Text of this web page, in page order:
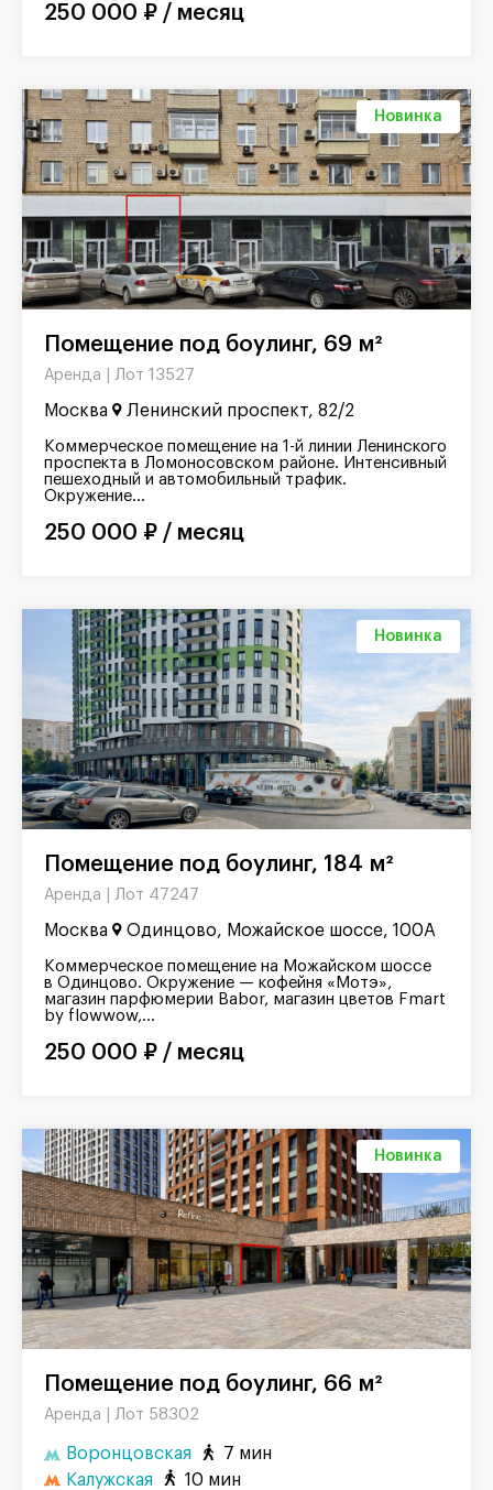
250 000 ₽ / месяц
Новинка
Помещение под боулинг, 69 м²
Аренда | Лот 13527
Москва Ленинский проспект, 82/2
Коммерческое помещение на 1-й линии Ленинского
проспекта в Ломоносовском районе. Интенсивный
пешеходный и автомобильный трафик.
Окружение...
250 000 ₽ / месяц
Новинка
Помещение под боулинг, 184 м²
Аренда | Лот 47247
Москва Одинцово, Можайское шоссе, 100А
Коммерческое помещение на Можайском шоссе
в Одинцово. Окружение — кофейня «Мотэ»,
магазин парфюмерии Babor, магазин цветов Fmart
by flowwow,...
250 000 ₽ / месяц
Новинка
Помещение под боулинг, 66 м²
Аренда | Лот 58302
Воронцовская
7 мин
Калужская
10 мин